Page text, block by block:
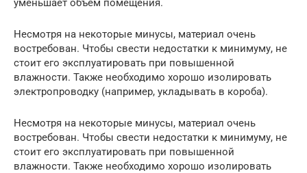
уменьшает объём помещения.
Несмотря на некоторые минусы, материал очень
востребован. Чтобы свести недостатки к минимуму, не
стоит его эксплуатировать при повышенной
влажности. Также необходимо хорошо изолировать
электропроводку (например, укладывать в короба).
Несмотря на некоторые минусы, материал очень
востребован. Чтобы свести недостатки к минимуму, не
стоит его эксплуатировать при повышенной
влажности. Также необходимо хорошо изолировать